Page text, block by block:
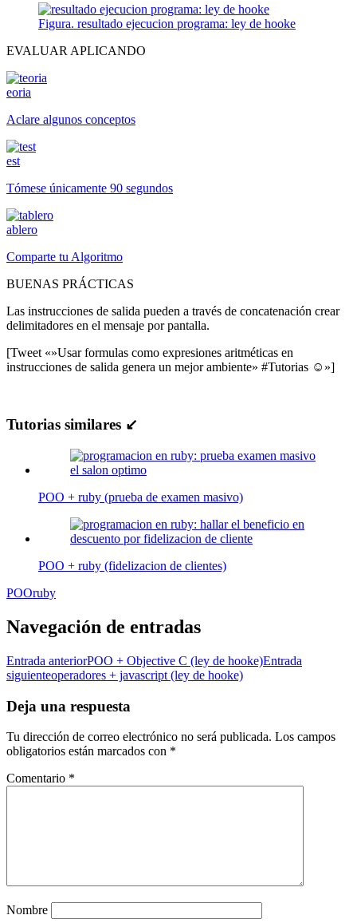
Figura. resultado ejecucion programa: ley de hooke
EVALUAR APLICANDO
eoria
Aclare algunos conceptos
est
Tómese únicamente 90 segundos
ablero
Comparte tu Algoritmo
BUENAS PRÁCTICAS
Las instrucciones de salida pueden a través de concatenación crear
delimitadores en el mensaje por pantalla.
[Tweet «»Usar formulas como expresiones aritméticas en
instrucciones de salida genera un mejor ambiente» #Tutorias ☺»]
Tutorias similares ↙
POO + ruby (prueba de examen masivo)
POO + ruby (fidelizacion de clientes)
POOruby
Navegación de entradas
Entrada anteriorPOO + Objective C (ley de hooke)Entrada
siguienteoperadores + javascript (ley de hooke)
Deja una respuesta
Tu dirección de correo electrónico no será publicada. Los campos
obligatorios están marcados con *
Comentario *
Nombre